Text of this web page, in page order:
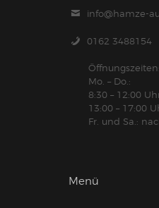
info@hamze-
0162 3488154
Öffnungszeiten:
Mo. – Do.:
8:30 – 12:00
13:00 – 17:00
Fr. und Sa.:
Menü